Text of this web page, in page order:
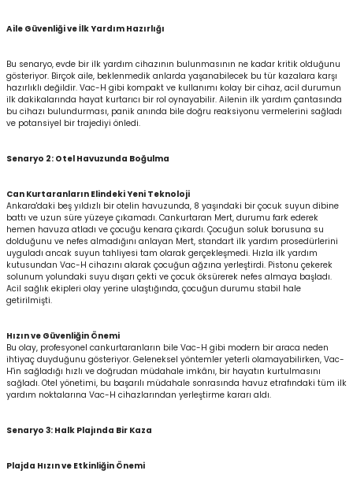
Aile Güvenliği ve İlk Yardım Hazırlığı
Bu senaryo, evde bir ilk yardım cihazının bulunmasının ne kadar kritik olduğunu
gösteriyor. Birçok aile, beklenmedik anlarda yaşanabilecek bu tür kazalara karşı
hazırlıklı değildir. Vac-H gibi kompakt ve kullanımı kolay bir cihaz, acil durumun
ilk dakikalarında hayat kurtarıcı bir rol oynayabilir. Ailenin ilk yardım çantasında
bu cihazı bulundurması, panik anında bile doğru reaksiyonu vermelerini sağladı
ve potansiyel bir trajediyi önledi.
Senaryo 2: Otel Havuzunda Boğulma
Can Kurtaranların Elindeki Yeni Teknoloji
Ankara'daki beş yıldızlı bir otelin havuzunda, 8 yaşındaki bir çocuk suyun dibine
battı ve uzun süre yüzeye çıkamadı. Cankurtaran Mert, durumu fark ederek
hemen havuza atladı ve çocuğu kenara çıkardı. Çocuğun soluk borusuna su
dolduğunu ve nefes almadığını anlayan Mert, standart ilk yardım prosedürlerini
uyguladı ancak suyun tahliyesi tam olarak gerçekleşmedi. Hızla ilk yardım
kutusundan Vac-H cihazını alarak çocuğun ağzına yerleştirdi. Pistonu çekerek
solunum yolundaki suyu dışarı çekti ve çocuk öksürerek nefes almaya başladı.
Acil sağlık ekipleri olay yerine ulaştığında, çocuğun durumu stabil hale
getirilmişti.
Hızın ve Güvenliğin Önemi
Bu olay, profesyonel cankurtaranların bile Vac-H gibi modern bir araca neden
ihtiyaç duyduğunu gösteriyor. Geleneksel yöntemler yeterli olamayabilirken, Vac-
H'in sağladığı hızlı ve doğrudan müdahale imkânı, bir hayatın kurtulmasını
sağladı. Otel yönetimi, bu başarılı müdahale sonrasında havuz etrafındaki tüm ilk
yardım noktalarına Vac-H cihazlarından yerleştirme kararı aldı.
Senaryo 3: Halk Plajında Bir Kaza
Plajda Hızın ve Etkinliğin Önemi